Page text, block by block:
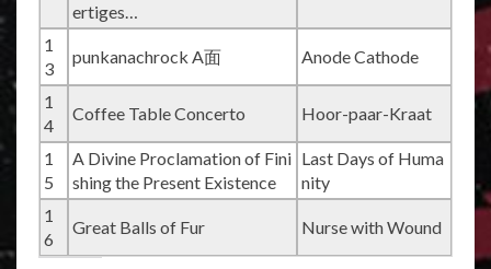
ertiges…
1
3
punkanachrock A面 Anode Cathode
1
4
Coffee Table Concerto Hoor-paar-Kraat
1
5
A Divine Proclamation of Fini
shing the Present Existence
Last Days of Huma
nity
1
6
Great Balls of Fur Nurse with Wound